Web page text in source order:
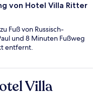
von Hotel Villa Ritter
Fuß von Russisch-
und 8 Minuten Fußweg
entfernt.
Villa